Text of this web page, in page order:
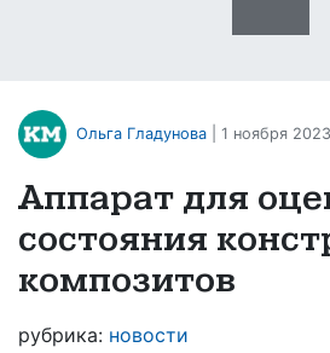
Ольга Гладунова | 1 ноября 2023
Аппарат для
состояния
композитов
рубрика: новости